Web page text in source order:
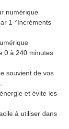
numérique
1 °Incréments
0 à 240 minutes
souvient de vos
et évite les
à utiliser dans